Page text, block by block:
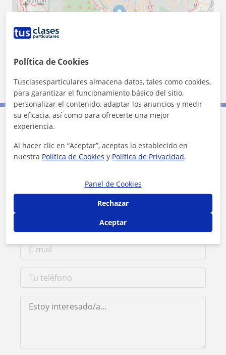
+ −
5 km
3 mi
Leaflet| ©OpenStreetMapcontributors
Contacta con Andrés
Tarifa 17€/h
Política de Cookies
Tusclasesparticulares almacena datos, tales como cookies,
para garantizar el funcionamiento básico del sitio,
personalizar el contenido, adaptar los anuncios y medir
su eficacia, así como para ofrecerte una mejor
experiencia.
Al hacer clic en “Aceptar”, aceptas lo establecido en
nuestra Política de Cookies y Política de Privacidad.
Panel de Cookies
Rechazar
Aceptar